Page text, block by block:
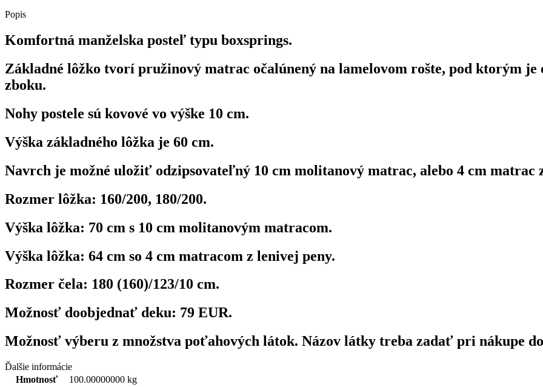
Popis
Komfortná manželska posteľ typu boxsprings.
Základné lôžko tvorí pružinový matrac očalúnený na lamelovom rošte, pod ktorým
zboku.
Nohy postele sú kovové vo výške 10 cm.
Výška základného lôžka je 60 cm.
Navrch je možné uložiť odzipsovateľný 10 cm molitanový matrac, alebo 4 cm matrac
Rozmer lôžka: 160/200, 180/200.
Výška lôžka: 70 cm s 10 cm molitanovým matracom.
Výška lôžka: 64 cm so 4 cm matracom z lenivej peny.
Rozmer čela: 180 (160)/123/10 cm.
Možnosť doobjednať deku: 79 EUR.
Možnosť výberu z množstva poťahových látok. Názov látky treba zadať pri nákupe
Ďalšie informácie
Hmotnosť
100.00000000 kg